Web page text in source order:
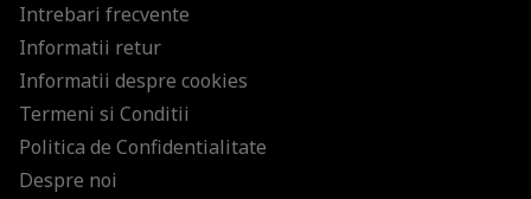
Intrebari frecvente
Informatii retur
Informatii despre cookies
Termeni si Conditii
Politica de Confidentialitate
Despre noi